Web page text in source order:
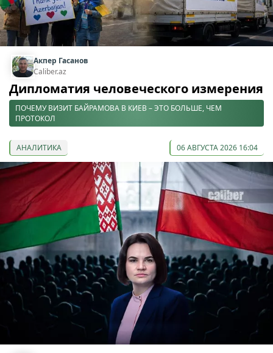
Акпер Гасанов
Caliber.az
Дипломатия человеческого измерения
ПОЧЕМУ ВИЗИТ БАЙРАМОВА В КИЕВ – ЭТО БОЛЬШЕ, ЧЕМ
ПРОТОКОЛ
АНАЛИТИКА 06 АВГУСТА 2026 16:04